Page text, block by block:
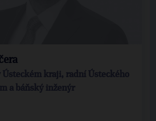
Ústeckém kraji, radní Ústeckého
a báňský inženýr